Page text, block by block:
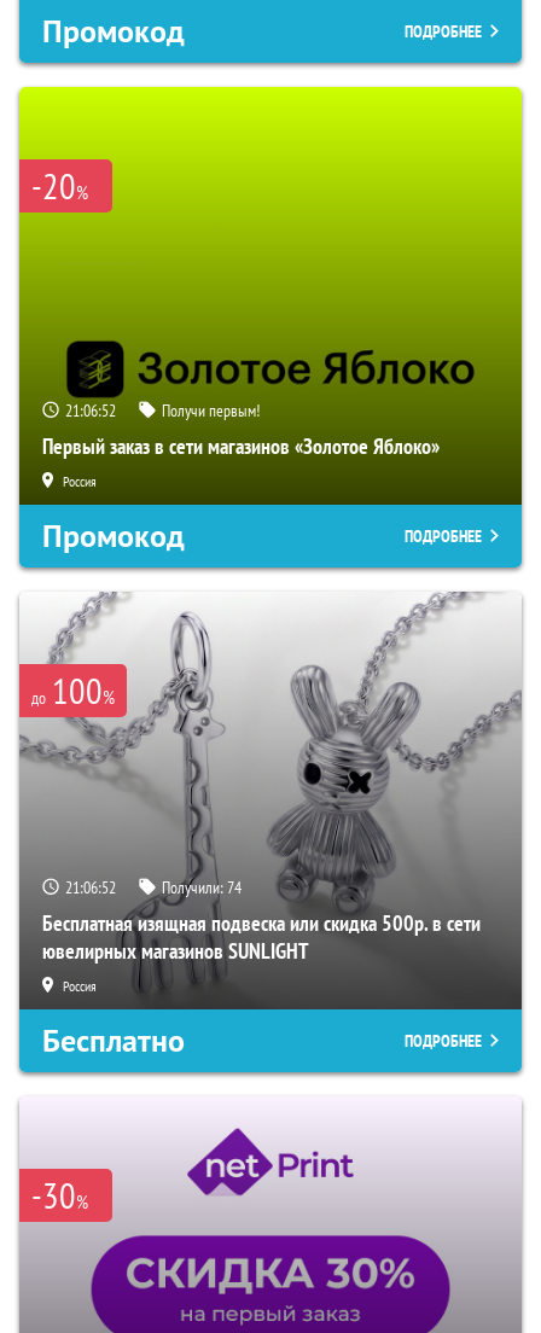
Промокод ПОДРОБНЕЕ
-20%
21:06:51 Получи первым!
Первый заказ в сети магазинов «Золотое Яблоко»
Россия
Промокод ПОДРОБНЕЕ
до 100%
21:06:51 Получили:74
Бесплатная изящная подвеска или скидка 500р. в сети
ювелирных магазинов SUNLIGHT
Россия
Бесплатно ПОДРОБНЕЕ
-30%